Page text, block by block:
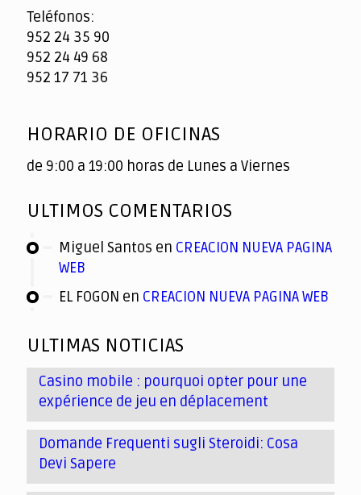
Teléfonos:
952 24 35 90
952 24 49 68
952 17 71 36
HORARIO DE OFICINAS
de 9:00 a 19:00 horas de Lunes a Viernes
ULTIMOS COMENTARIOS
Miguel Santos en CREACION NUEVA PAGINA
WEB
EL FOGON en CREACION NUEVA PAGINA WEB
ULTIMAS NOTICIAS
Casino mobile : pourquoi opter pour une
expérience de jeu en déplacement
Domande Frequenti sugli Steroidi: Cosa
Devi Sapere